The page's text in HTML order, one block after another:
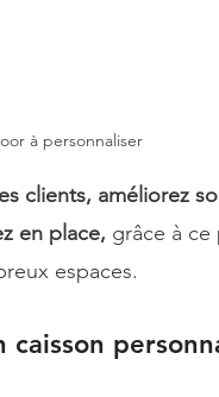
à personnaliser
clients, améliorez
en place, grâce à
espaces.
caisson